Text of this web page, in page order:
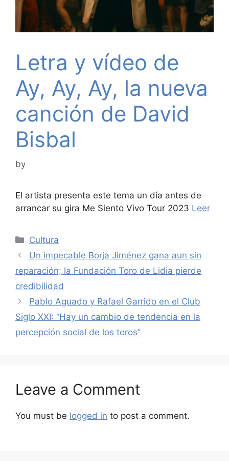
Letra y vídeo de
Ay, Ay, Ay, la nueva
canción de David
Bisbal
by
El artista presenta este tema un día antes de
arrancar su gira Me Siento Vivo Tour 2023 Leer
Categories
Cultura
Un impecable Borja Jiménez gana aun sin
reparación; la Fundación Toro de Lidia pierde
credibilidad
Pablo Aguado y Rafael Garrido en el Club
Siglo XXI: “Hay un cambio de tendencia en la
percepción social de los toros”
Leave a Comment
You must be logged in to post a comment.